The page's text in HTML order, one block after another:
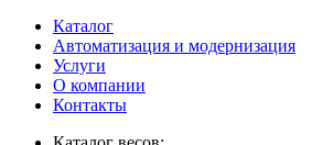
Каталог
Автоматизация и модернизация
Услуги
О компании
Контакты